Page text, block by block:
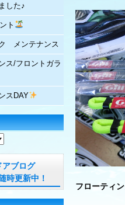
フローティ
した♪
ト
メンテナンス
ス/フロントガラ
スDAY
アブログ
時更新中！